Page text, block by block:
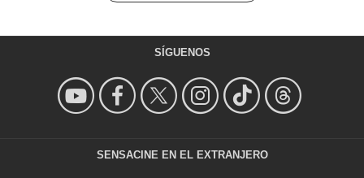
SÍGUENOS
SENSACINE EN EL EXTRANJERO